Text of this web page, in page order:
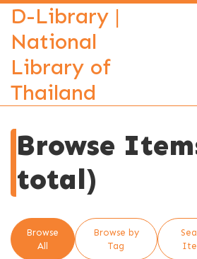
D-Library |
National
Library of
Thailand
Browse
total)
Browse
All
Browse by
Tag